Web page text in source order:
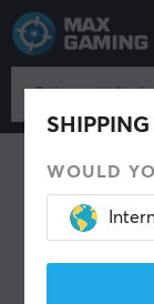
SHIPPING
WOULD
Datatilbehør